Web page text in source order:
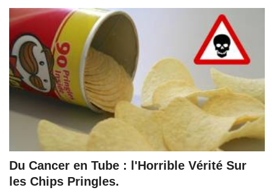
Du Cancer en Tube : l'Horrible Vérité Sur
les Chips Pringles.